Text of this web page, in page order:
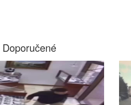
Doporučené